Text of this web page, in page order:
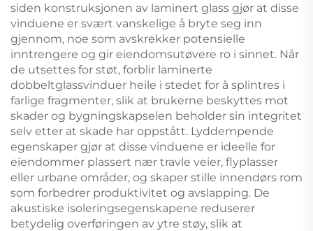
siden konstruksjonen av laminert glass gjør at disse
vinduene er svært vanskelige å bryte seg inn
gjennom, noe som avskrekker potensielle
inntrengere og gir eiendomsutøvere ro i sinnet. Når
de utsettes for støt, forblir laminerte
dobbeltglassvinduer heile i stedet for å splintres i
farlige fragmenter, slik at brukerne beskyttes mot
skader og bygningskapselen beholder sin integritet
selv etter at skade har oppstått. Lyddempende
egenskaper gjør at disse vinduene er ideelle for
eiendommer plassert nær travle veier, flyplasser
eller urbane områder, og skaper stille innendørs rom
som forbedrer produktivitet og avslapping. De
akustiske isoleringsegenskapene reduserer
betydelig overføringen av ytre støy, slik at